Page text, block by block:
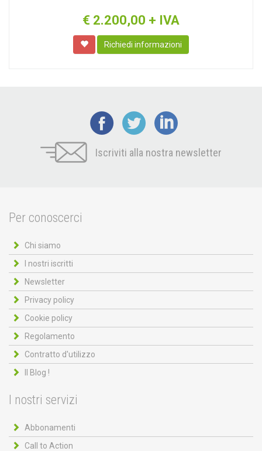
€ 2.200,00 + IVA
Richiedi informazioni
Iscriviti alla nostra newsletter
Per conoscerci
Chi siamo
I nostri iscritti
Newsletter
Privacy policy
Cookie policy
Regolamento
Contratto d'utilizzo
Il Blog !
I nostri servizi
Abbonamenti
Call to Action